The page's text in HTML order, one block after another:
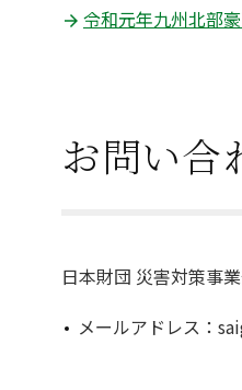
令和元年九州北部
お問い合
日本財団 災害対策事
メールアドレス：